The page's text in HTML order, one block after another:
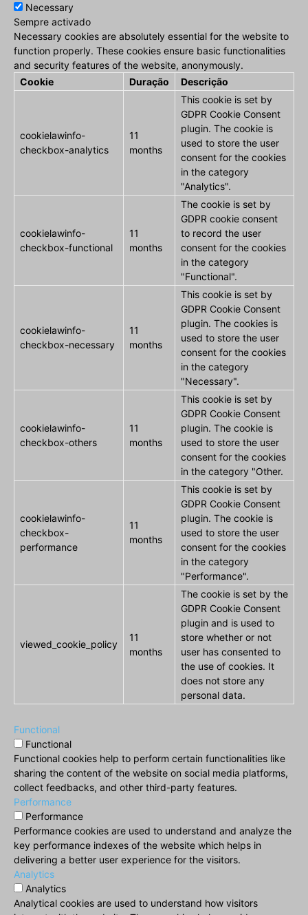
Necessary
Sempre activado
Necessary cookies are absolutely essential for the website to
function properly. These cookies ensure basic functionalities
and security features of the website, anonymously.
Cookie
Duração Descrição
cookielawinfo-
checkbox-analytics
11
months
This cookie is set by
GDPR Cookie Consent
plugin. The cookie is
used to store the user
consent for the cookies
in the category
"Analytics".
cookielawinfo-
checkbox-functional
11
months
The cookie is set by
GDPR cookie consent
to record the user
consent for the cookies
in the category
"Functional".
cookielawinfo-
checkbox-necessary
11
months
This cookie is set by
GDPR Cookie Consent
plugin. The cookies is
used to store the user
consent for the cookies
in the category
"Necessary".
cookielawinfo-
checkbox-others
11
months
This cookie is set by
GDPR Cookie Consent
plugin. The cookie is
used to store the user
consent for the cookies
in the category "Other.
cookielawinfo-
checkbox-
performance
11
months
This cookie is set by
GDPR Cookie Consent
plugin. The cookie is
used to store the user
consent for the cookies
in the category
"Performance".
viewed_cookie_policy
11
months
The cookie is set by the
GDPR Cookie Consent
plugin and is used to
store whether or not
user has consented to
the use of cookies. It
does not store any
personal data.
Functional
Functional
Functional cookies help to perform certain functionalities like
sharing the content of the website on social media platforms,
collect feedbacks, and other third-party features.
Performance
Performance
Performance cookies are used to understand and analyze the
key performance indexes of the website which helps in
delivering a better user experience for the visitors.
Analytics
Analytics
Analytical cookies are used to understand how visitors